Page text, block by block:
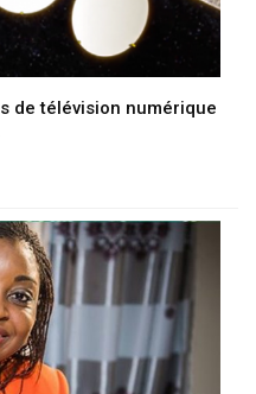
de télévision numérique